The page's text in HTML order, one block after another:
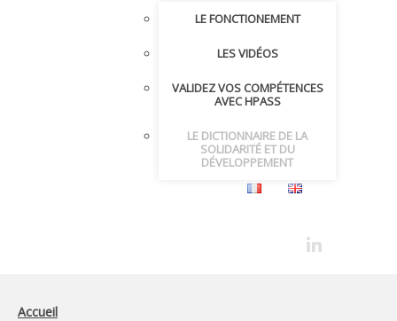
LE FONCTIONEMENT
LES VIDÉOS
VALIDEZ VOS COMPÉTENCES
AVEC HPASS
LE DICTIONNAIRE DE LA
SOLIDARITÉ ET DU
DÉVELOPPEMENT
Accueil